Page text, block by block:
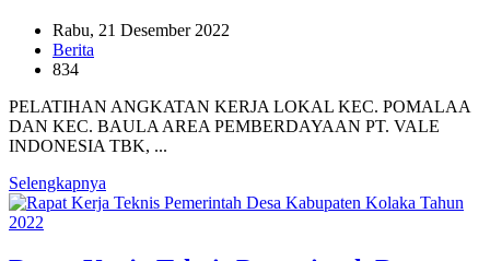
Rabu, 21 Desember 2022
Berita
834
PELATIHAN ANGKATAN KERJA LOKAL KEC. POMALAA
DAN KEC. BAULA AREA PEMBERDAYAAN PT. VALE
INDONESIA TBK, ...
Selengkapnya